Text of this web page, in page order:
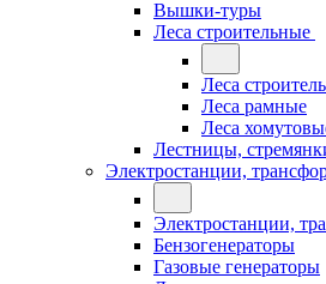
Вышки-туры
Леса строительные
Леса
Леса рамные
Леса
Лестницы,
Электростанции,
Электростанции,
Бензогенераторы
Газовые генераторы